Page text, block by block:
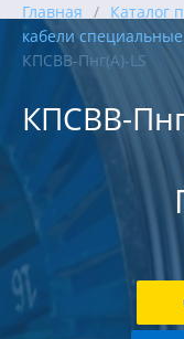
Главная
Каталог
кабели специальные
КПСВВ-Пнг(А)-LS
КПСВВ-